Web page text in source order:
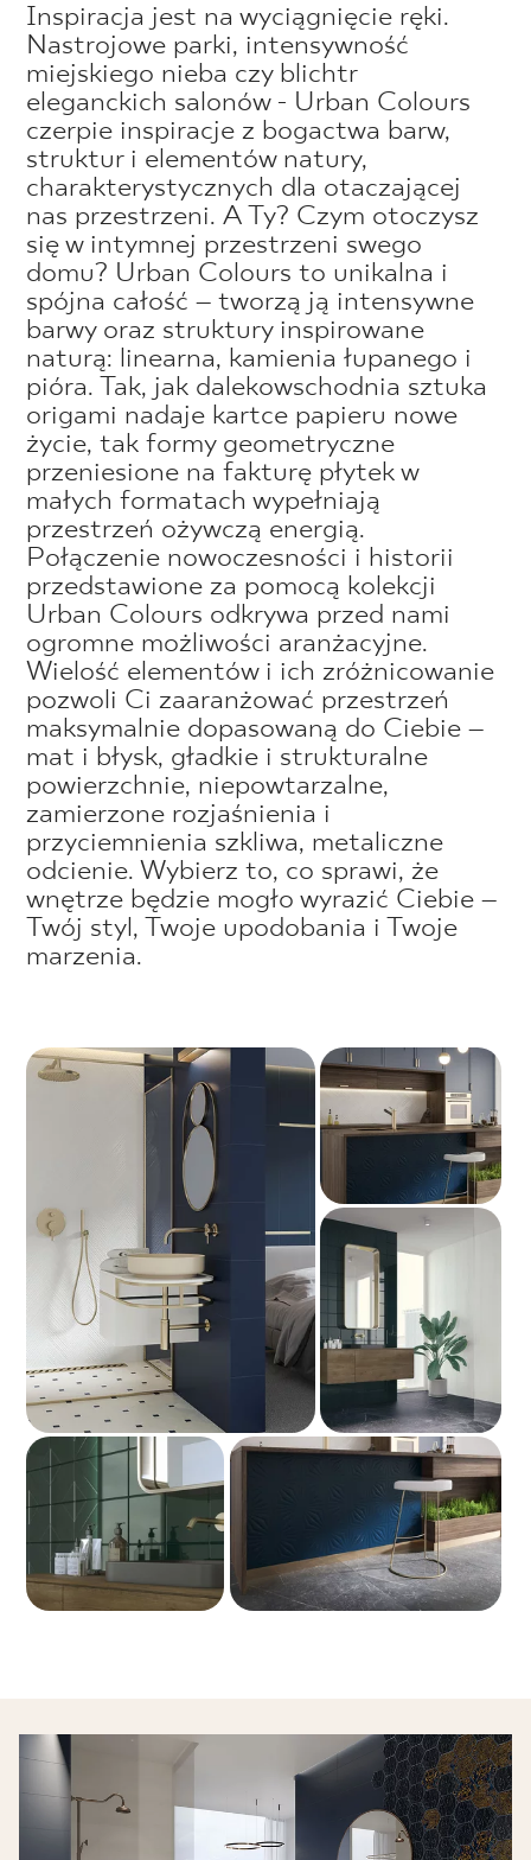
Inspiracja jest na wyciągnięcie ręki.
Nastrojowe parki, intensywność
miejskiego nieba czy blichtr
eleganckich salonów - Urban Colours
czerpie inspiracje z bogactwa barw,
struktur i elementów natury,
charakterystycznych dla otaczającej
nas przestrzeni. A Ty? Czym otoczysz
się w intymnej przestrzeni swego
domu? Urban Colours to unikalna i
spójna całość – tworzą ją intensywne
barwy oraz struktury inspirowane
naturą: linearna, kamienia łupanego i
pióra. Tak, jak dalekowschodnia sztuka
origami nadaje kartce papieru nowe
życie, tak formy geometryczne
przeniesione na fakturę płytek w
małych formatach wypełniają
przestrzeń ożywczą energią.
Połączenie nowoczesności i historii
przedstawione za pomocą kolekcji
Urban Colours odkrywa przed nami
ogromne możliwości aranżacyjne.
Wielość elementów i ich zróżnicowanie
pozwoli Ci zaaranżować przestrzeń
maksymalnie dopasowaną do Ciebie –
mat i błysk, gładkie i strukturalne
powierzchnie, niepowtarzalne,
zamierzone rozjaśnienia i
przyciemnienia szkliwa, metaliczne
odcienie. Wybierz to, co sprawi, że
wnętrze będzie mogło wyrazić Ciebie –
Twój styl, Twoje upodobania i Twoje
marzenia.